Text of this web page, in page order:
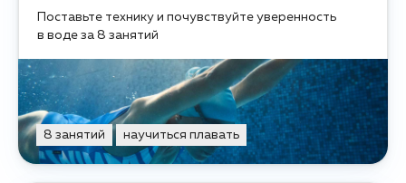
Поставьте технику и почувствуйте уверенность
в воде за 8 занятий
8 занятий научиться плавать